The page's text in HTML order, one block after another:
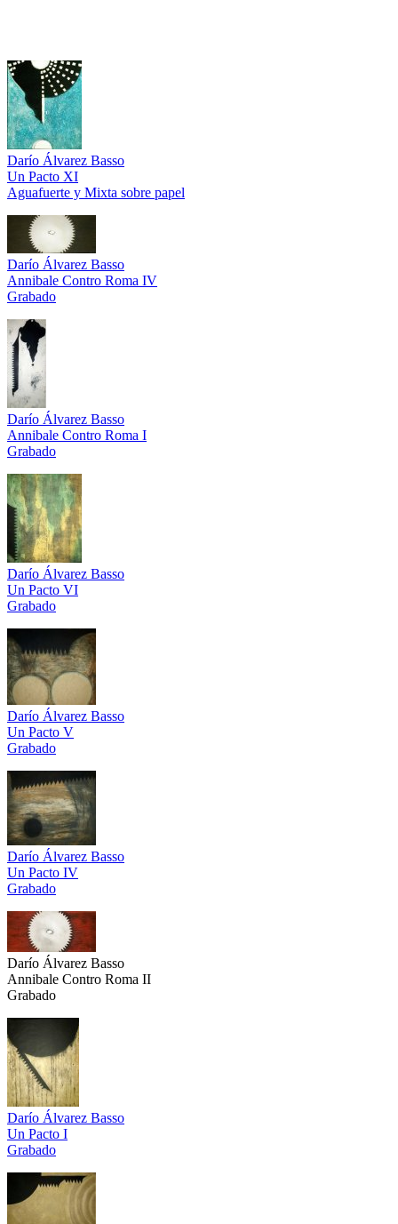
Darío Álvarez Basso
Un Pacto XI
Aguafuerte y Mixta sobre papel
Darío Álvarez Basso
Annibale Contro Roma IV
Grabado
Darío Álvarez Basso
Annibale Contro Roma I
Grabado
Darío Álvarez Basso
Un Pacto VI
Grabado
Darío Álvarez Basso
Un Pacto V
Grabado
Darío Álvarez Basso
Un Pacto IV
Grabado
Darío Álvarez Basso
Annibale Contro Roma II
Grabado
Darío Álvarez Basso
Un Pacto I
Grabado